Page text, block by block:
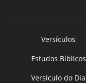
Versículos
Estudos Bíblicos
Versículo do Dia